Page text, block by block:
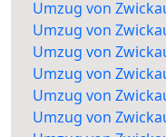
Umzug von
Umzug von
Umzug von
Umzug von
Umzug von
Umzug von